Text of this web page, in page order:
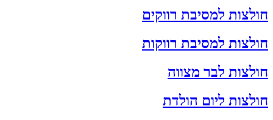
חולצות למסיבת רווקים
חולצות למסיבת רווקות
חולצות לבר מצווה
חולצות ליום הולדת